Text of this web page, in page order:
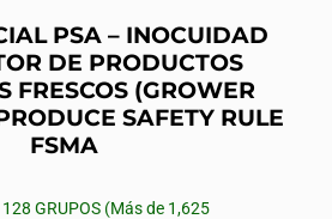
PSA – INOCUIDAD
DE PRODUCTOS
FRESCOS (GROWER
SAFETY RULE
FSMA
128 GRUPOS (Más de 1,625